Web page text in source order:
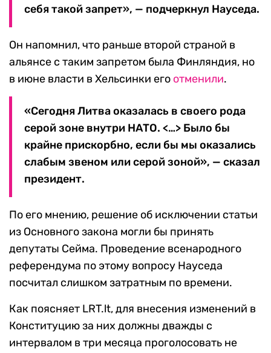
себя такой запрет», — подчеркнул Науседа.
Он напомнил, что раньше второй страной в
альянсе с таким запретом была Финляндия, но
в июне власти в Хельсинки его отменили.
«Сегодня Литва оказалась в своего рода
серой зоне внутри НАТО. <…> Было бы
крайне прискорбно, если бы мы оказались
слабым звеном или серой зоной», — сказал
президент.
По его мнению, решение об исключении статьи
из Основного закона могли бы принять
депутаты Сейма. Проведение всенародного
референдума по этому вопросу Науседа
посчитал слишком затратным по времени.
Как поясняет LRT.lt, для внесения изменений в
Конституцию за них должны дважды с
интервалом в три месяца проголосовать не